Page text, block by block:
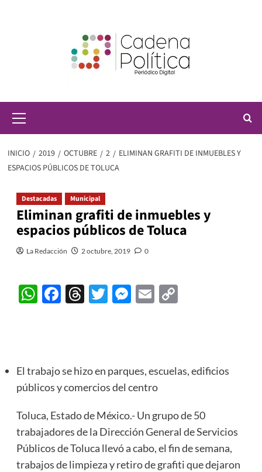
principal
INICIO 2019 OCTUBRE 2
ELIMINAN GRAFITI DE INMUEBLES Y
ESPACIOS PÚBLICOS DE TOLUCA
Destacadas Municipal
Eliminan grafiti de inmuebles y
espacios públicos de Toluca
La Redacción 2 octubre, 2019 0
WhatsApp
Facebook
Threads
Twitter
Messenger
EmailCopy
El trabajo se hizo en parques, escuelas, edificios
públicos y comercios del centro
Toluca, Estado de México.- Un grupo de 50
trabajadores de la Dirección General de Servicios
Públicos de Toluca llevó a cabo, el fin de semana,
trabajos de limpieza y retiro de grafiti que dejaron